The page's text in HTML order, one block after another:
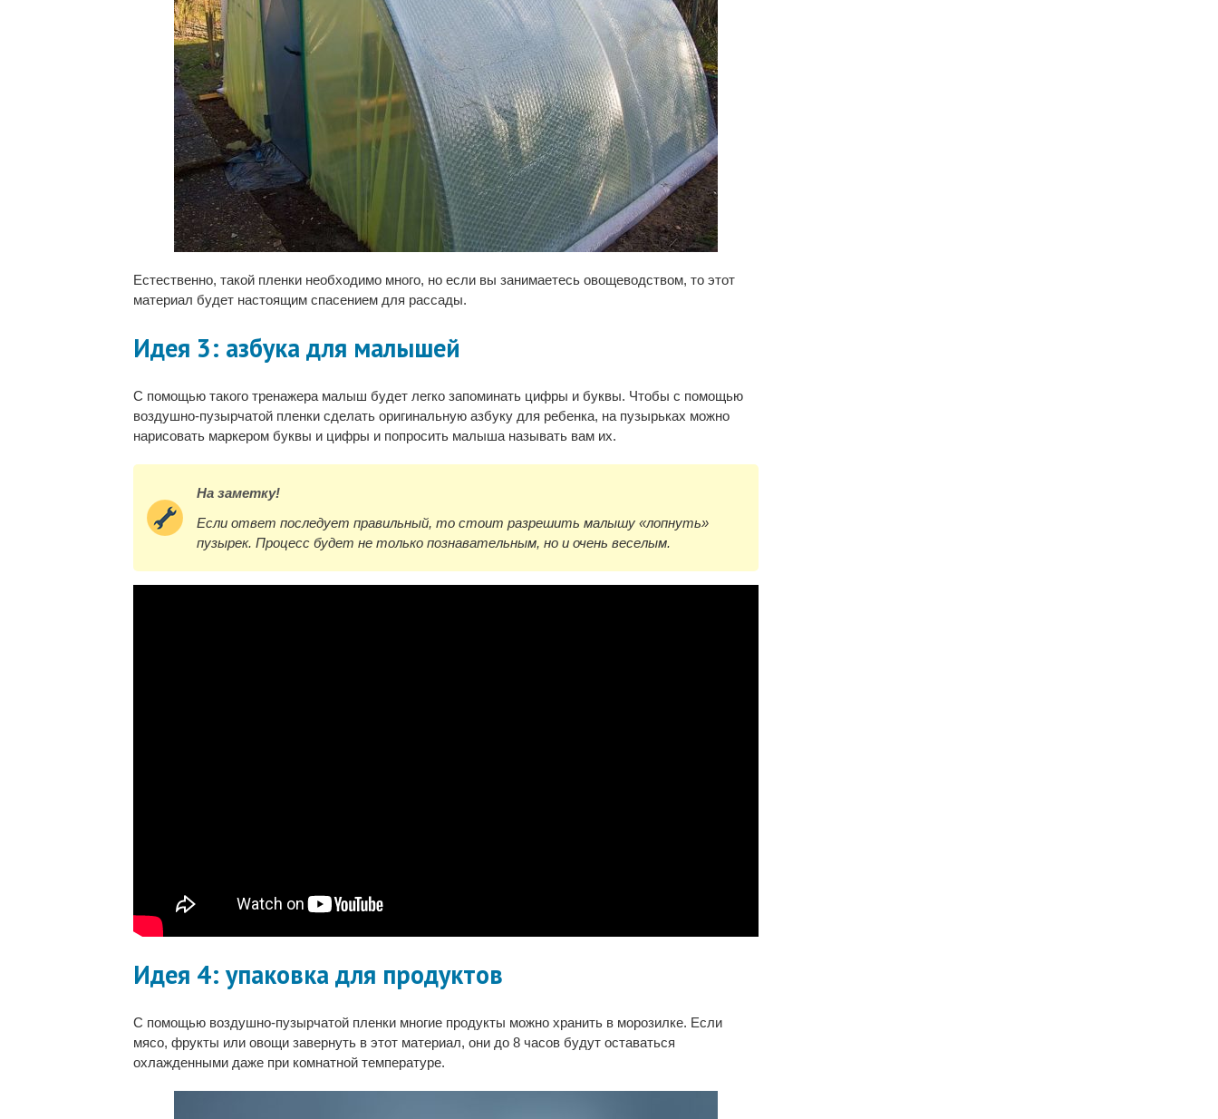
Естественно, такой пленки необходимо много, но если вы занимаетесь овощеводством, то этот
материал будет настоящим спасением для рассады.
Идея 3: азбука для малышей
С помощью такого тренажера малыш будет легко запоминать цифры и буквы. Чтобы с помощью
воздушно-пузырчатой пленки сделать оригинальную азбуку для ребенка, на пузырьках можно
нарисовать маркером буквы и цифры и попросить малыша называть вам их.
На заметку!
Если ответ последует правильный, то стоит разрешить малышу «лопнуть»
пузырек. Процесс будет не только познавательным, но и очень веселым.
Идея 4: упаковка для продуктов
С помощью воздушно-пузырчатой пленки многие продукты можно хранить в морозилке. Если
мясо, фрукты или овощи завернуть в этот материал, они до 8 часов будут оставаться
охлажденными даже при комнатной температуре.